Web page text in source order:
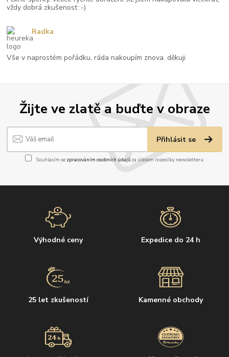
Žijte ve zlatě a buďte v obraze
Přihlásit se
Souhlasím se zpracováním osobních údajůza účelem rozesílky newsletteru.
Výhodné ceny Expedice do 24 h
25 let zkušeností Kamenné obchody
vždy dobrá zkušenost :-)
Vše v naprostém pořádku, ráda nakoupím znova. děkuji
Radka